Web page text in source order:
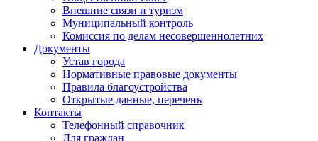
Внешние связи и туризм
Муниципальный контроль
Комиссия по делам несовершеннолетних
Документы
Устав города
Нормативные правовые документы
Правила благоустройства
Открытые данные, перечень
Контакты
Телефонный справочник
Для граждан